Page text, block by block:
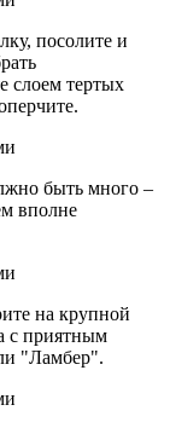
посолите и
слоем тертых
быть много –
вполне
на крупной
с приятным
"Ламбер".